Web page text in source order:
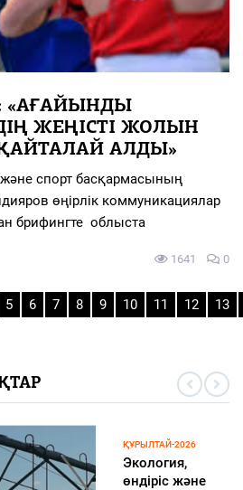
«АҒАЙЫНДЫ
ЖЕҢІСТІ ЖОЛЫН
АЛДЫ»
спорт басқармасының
өңірлік коммуникациялар
брифингте облыста
1641 0
5 6 7 8 9 10 11 12 13